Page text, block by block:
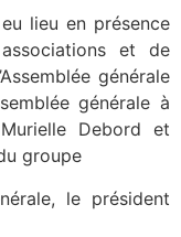
lieu en présence
et de
générale
générale à
Debord et
groupe
le président